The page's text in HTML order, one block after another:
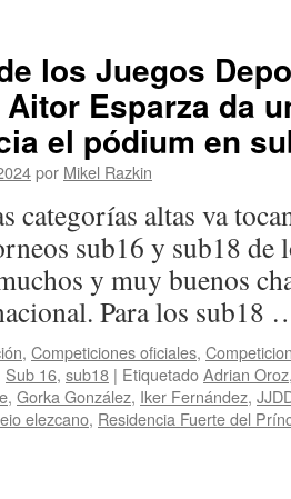
los
Juegos
Deportivos
de
3/3):
Aitor
Esparza
logra
la
plata
en
el
sub16
y
Adrián
los Juegos
Esparza da
el pódium en
por Mikel Razkin
categorías altas va
sub16 y sub18 de
y muy buenos
Para los
, Competiciones oficiales,
Sub 16, sub18 | EtiquetadoAdrian Oroz
, Gorka González, Iker Fernández,
elezcano, Residencia Fuerte del